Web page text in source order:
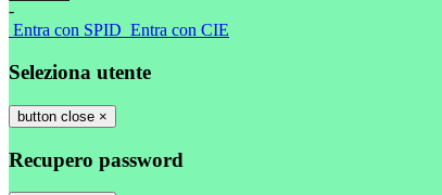
-
Entra con SPID Entra con CIE
Seleziona utente
button close ×
Recupero password